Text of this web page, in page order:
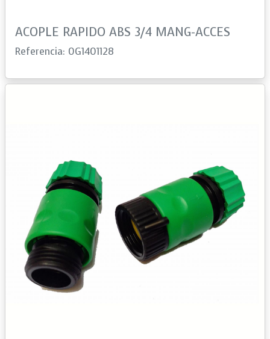
ACOPLE RAPIDO ABS 3/4 MANG-ACCES
Referencia: 0G1401128